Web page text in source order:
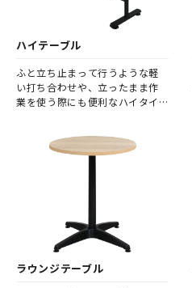
ハイテーブル
ふと立ち止まって行うような軽
い打ち合わせや、立ったまま作
業を使う際にも便利なハイタイ
ラウンジテーブル